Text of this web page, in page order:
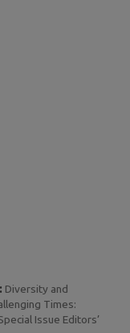
Diversity and
Times:
Issue Editors’